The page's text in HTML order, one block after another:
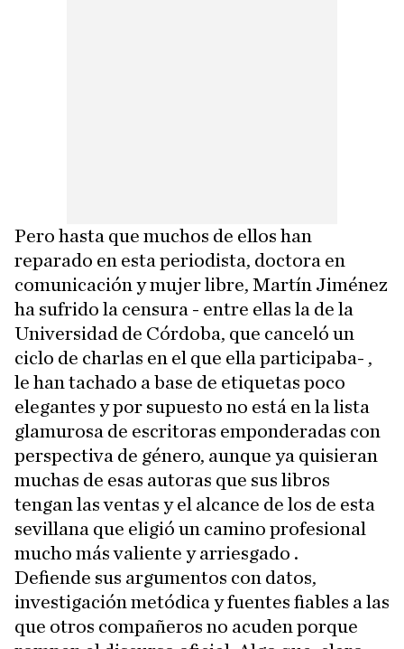
Pero hasta que muchos de ellos han
reparado en esta periodista, doctora en
comunicación y mujer libre, Martín Jiménez
ha sufrido la censura - entre ellas la de la
Universidad de Córdoba, que canceló un
ciclo de charlas en el que ella participaba- ,
le han tachado a base de etiquetas poco
elegantes y por supuesto no está en la lista
glamurosa de escritoras emponderadas con
perspectiva de género, aunque ya quisieran
muchas de esas autoras que sus libros
tengan las ventas y el alcance de los de esta
sevillana que eligió un camino profesional
mucho más valiente y arriesgado .
Defiende sus argumentos con datos,
investigación metódica y fuentes fiables a las
que otros compañeros no acuden porque